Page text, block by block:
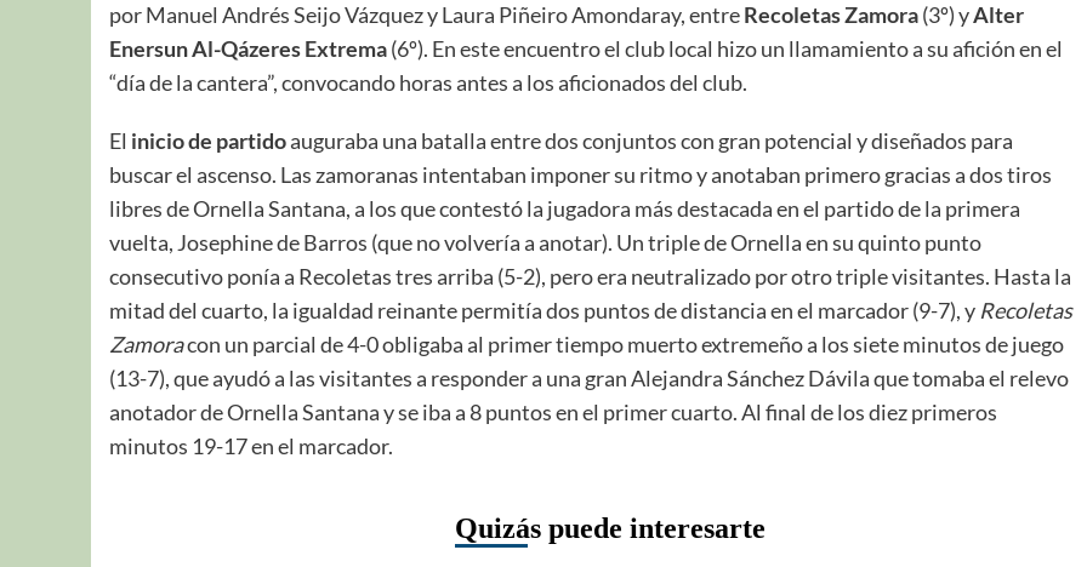
por Manuel Andrés Seijo Vázquez y Laura Piñeiro Amondaray, entreRecoletas Zamora(3º) yAlter
Enersun Al-Qázeres Extrema(6º). En este encuentro el club local hizo un llamamiento a su afición en el
“día de la cantera”, convocando horas antes a los aficionados del club.
El inicio de partidoauguraba una batalla entre dos conjuntos con gran potencial y diseñados para
buscar el ascenso. Las zamoranas intentaban imponer su ritmo y anotaban primero gracias a dos tiros
libres de Ornella Santana, a los que contestó la jugadora más destacada en el partido de la primera
vuelta, Josephine de Barros (que no volvería a anotar). Un triple de Ornella en su quinto punto
consecutivo ponía a Recoletas tres arriba (5-2), pero era neutralizado por otro triple visitantes. Hasta la
mitad del cuarto, la igualdad reinante permitía dos puntos de distancia en el marcador (9-7), y Recoletas
Zamoracon un parcial de 4-0 obligaba al primer tiempo muerto extremeño a los siete minutos de juego
(13-7), que ayudó a las visitantes a responder a una gran Alejandra Sánchez Dávila que tomaba el relevo
anotador de Ornella Santana y se iba a 8 puntos en el primer cuarto. Al final de los diez primeros
minutos 19-17 en el marcador.